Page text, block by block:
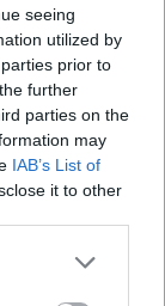
seeing
utilized by
prior to
further
parties on the
may
IAB’s List of
it to other
rajono iki
ir nėra kas
bus ieškoti
kad
padaryti